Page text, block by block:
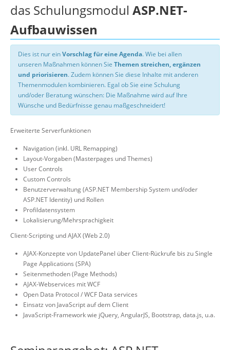
das Schulungsmodul ASP.NET-
Aufbauwissen
Dies ist nur einVorschlag für eine Agenda. Wie bei allen
unseren Maßnahmen können Sie Themen streichen, ergänzen
und priorisieren. Zudem können Sie diese Inhalte mit anderen
Themenmodulen kombinieren. Egal ob Sie eine Schulung
und/oder Beratung wünschen: Die Maßnahme wird auf Ihre
Wünsche und Bedürfnisse genau maßgeschneidert!
Erweiterte Serverfunktionen
Navigation (inkl. URL Remapping)
Layout-Vorgaben (Masterpages und Themes)
User Controls
Custom Controls
Benutzerverwaltung (ASP.NET Membership System und/oder
ASP.NET Identity) und Rollen
Profildatensystem
Lokalisierung/Mehrsprachigkeit
Client-Scripting und AJAX (Web 2.0)
AJAX-Konzepte von UpdatePanel über Client-Rückrufe bis zu Single
Page Applications (SPA)
Seitenmethoden (Page Methods)
AJAX-Webservices mit WCF
Open Data Protocol / WCF Data services
Einsatz von JavaScript auf dem Client
JavaScript-Framework wie jQuery, AngularJS, Bootstrap, data.js, u.a.